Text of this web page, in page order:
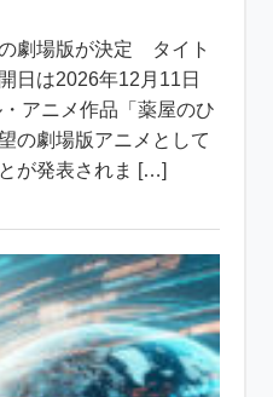
劇場版が決定 タイト
日は2026年12月11日
アニメ作品「薬屋のひ
の劇場版アニメとして
が発表されま […]